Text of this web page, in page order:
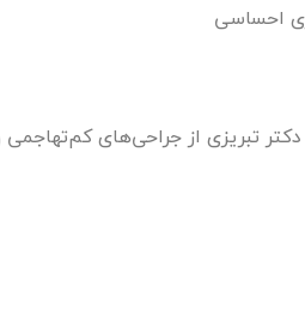
احساسی
تبریزی از جراحی‌های کم‌تهاجمی